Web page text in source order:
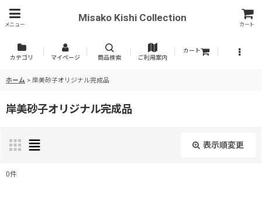
メニュー
Misako Kishi Collection
カート
カテゴリ マイページ 商品検索 ご利用案内
カート
ホーム > 岸美砂子オリジナル完成品
岸美砂子オリジナル完成品
表示順変更
0件